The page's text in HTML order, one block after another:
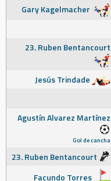
Gary Kagelmacher
23. Ruben Bentancourt
Jesús Trindade
Agustín Alvarez Martínez
Gol de cancha
23. Ruben Bentancourt
Facundo Torres